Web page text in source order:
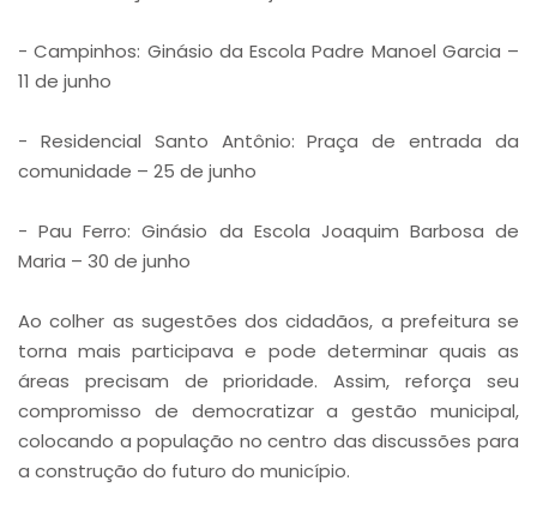
- Campinhos: Ginásio da Escola Padre Manoel Garcia –
11 de junho
- Residencial Santo Antônio: Praça de entrada da
comunidade – 25 de junho
- Pau Ferro: Ginásio da Escola Joaquim Barbosa de
Maria – 30 de junho
Ao colher as sugestões dos cidadãos, a prefeitura se
torna mais participava e pode determinar quais as
áreas precisam de prioridade. Assim, reforça seu
compromisso de democratizar a gestão municipal,
colocando a população no centro das discussões para
a construção do futuro do município.